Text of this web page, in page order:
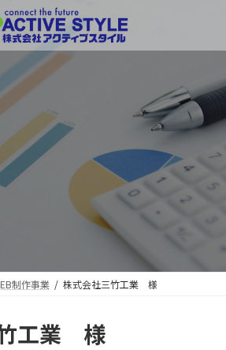
制作事業 株式会社三竹工業 様
工業 様